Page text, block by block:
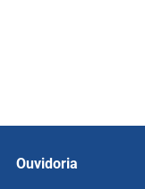
Ouvidoria